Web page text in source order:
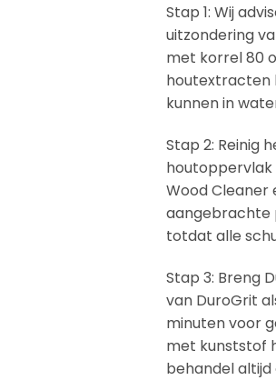
Stap 1: Wij
uitzondering
met korrel 80
houtextracten
kunnen in
Stap 2: Reinig
houtoppervlak
Wood Cleaner
aangebrachte
totdat alle
Stap 3: Breng
van DuroGrit
minuten voor
met kunststof
behandel